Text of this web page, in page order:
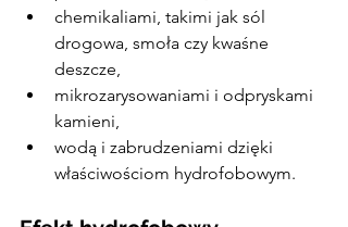
chemikaliami, takimi jak sól
drogowa, smoła czy kwaśne
deszcze,
mikrozarysowaniami i odpryskami
kamieni,
wodą i zabrudzeniami dzięki
właściwościom hydrofobowym.